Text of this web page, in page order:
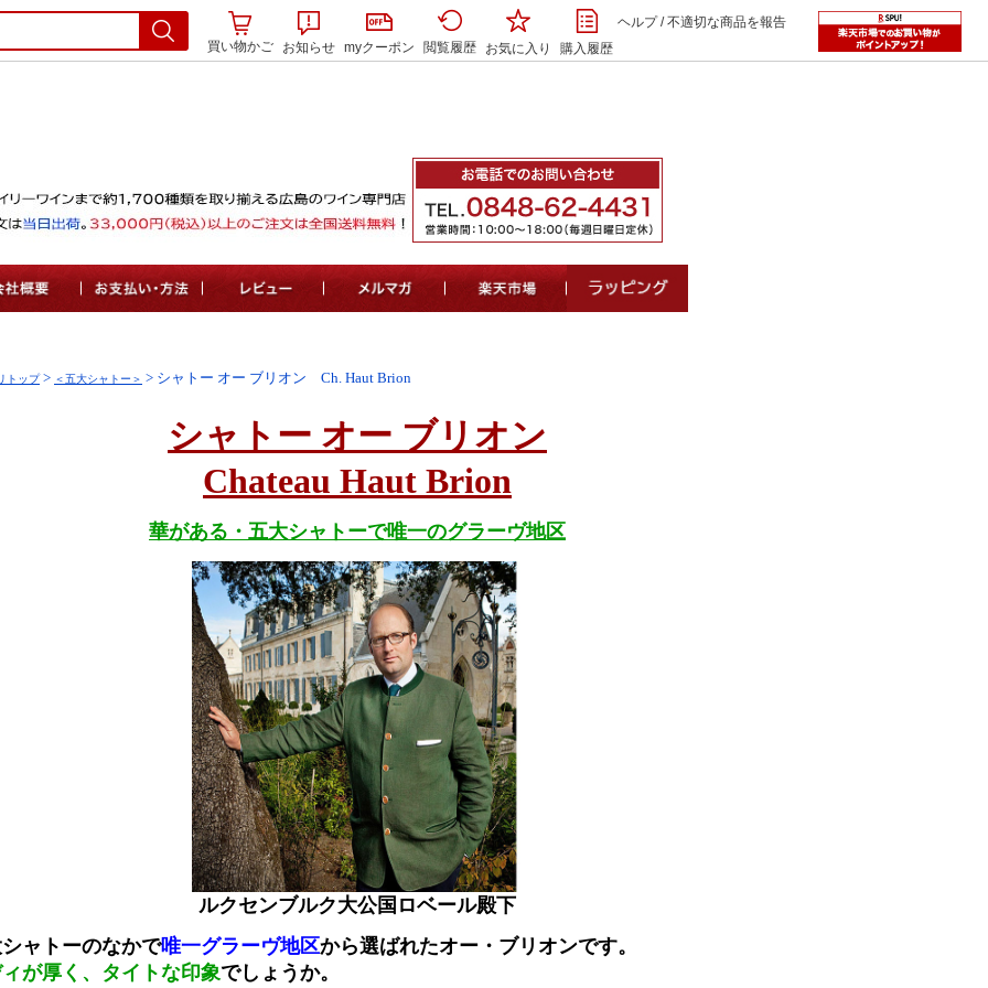
買い物かご お知らせ myクーポン 閲覧履歴 お気に入り 購入履歴
ヘルプ/不適切な商品を報告
トップ> ＜五大シャトー＞ > シャトー オー ブリオン Ch. Haut Brion
シャトー オー ブリオン
Chateau Haut Brion
華がある・五大シャトーで唯一のグラーヴ地区
ルクセンブルク大公国ロベール殿下
ャトーのなかで唯一グラーヴ地区から選ばれたオー・ブリオンです。
が厚く、タイトな印象でしょうか。